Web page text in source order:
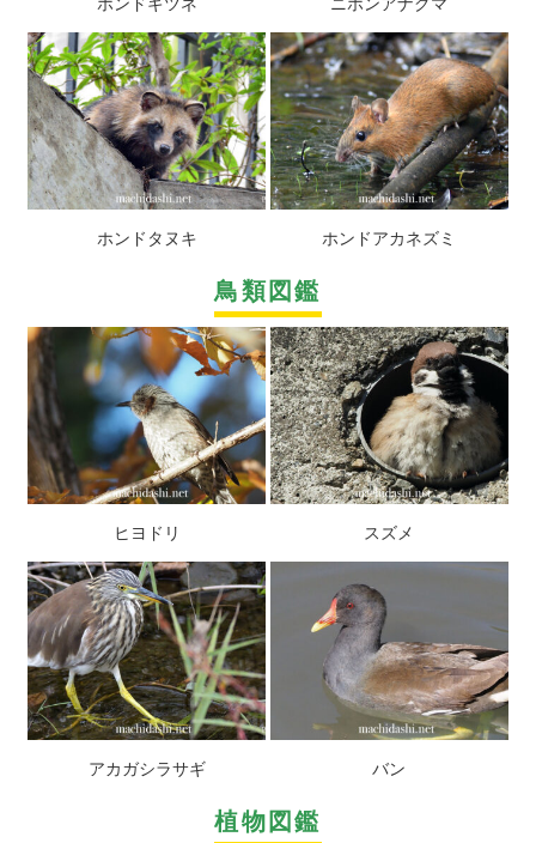
ホンドタヌキ ホンドアカネズミ
鳥類図鑑
ヒヨドリ スズメ
アカガシラサギ バン
植物図鑑